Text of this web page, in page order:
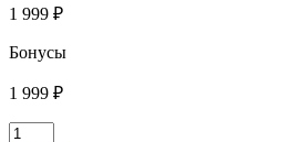
1 999 ₽
Бонусы
1 999 ₽